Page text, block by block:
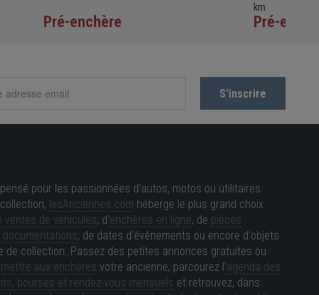
Pré-enchère
km
Pré-
pour les passionnées d'autos, motos ou utilitaires
lesAnciennes.com héberge le plus grand choix
ventes de véhicules, d'enchères en ligne, de pièces
documentations, de dates d'évènements ou encore d'objets
de collection. Passez des petites annonces gratuites ou
mettre aux enchères votre ancienne, parcourez l'agenda des
bourses et rendez-vous mensuels et retrouvez, dans